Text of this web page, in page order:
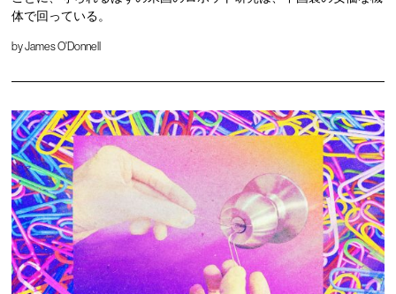
体で回っている。
byJames O'Donnell